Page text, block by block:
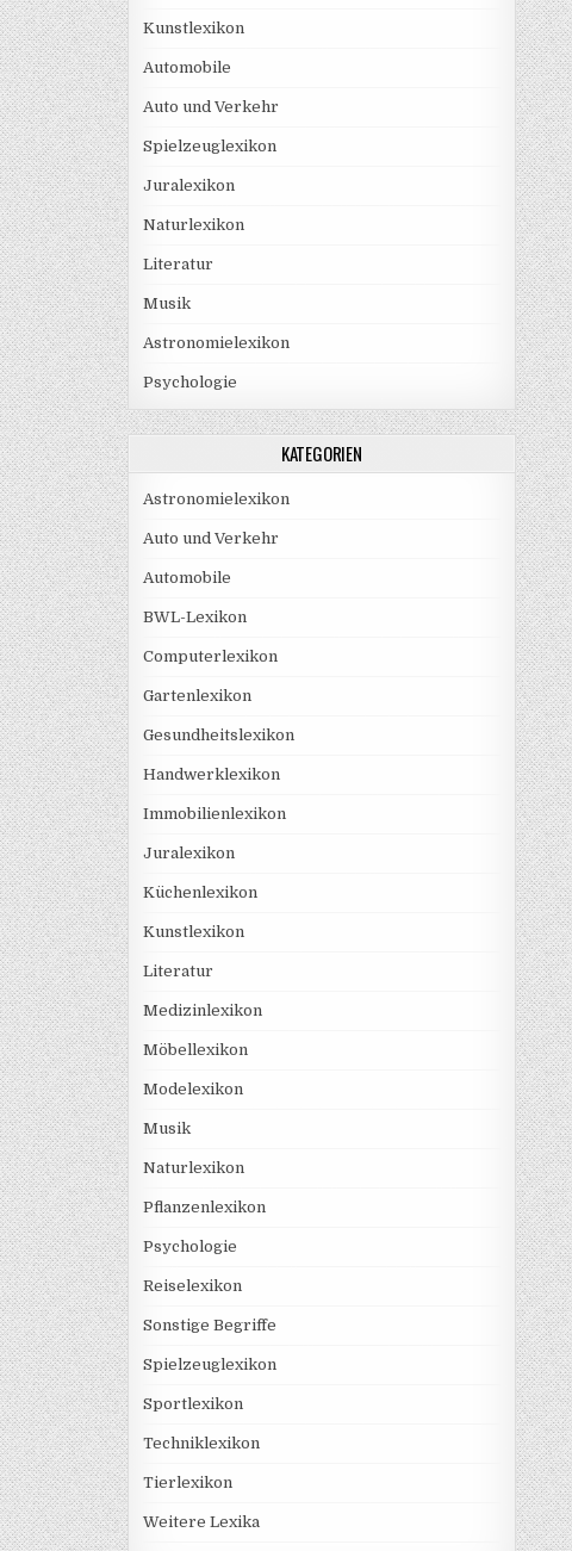
Kunstlexikon
Automobile
Auto und Verkehr
Spielzeuglexikon
Juralexikon
Naturlexikon
Literatur
Musik
Astronomielexikon
Psychologie
KATEGORIEN
Astronomielexikon
Auto und Verkehr
Automobile
BWL-Lexikon
Computerlexikon
Gartenlexikon
Gesundheitslexikon
Handwerklexikon
Immobilienlexikon
Juralexikon
Küchenlexikon
Kunstlexikon
Literatur
Medizinlexikon
Möbellexikon
Modelexikon
Musik
Naturlexikon
Pflanzenlexikon
Psychologie
Reiselexikon
Sonstige Begriffe
Spielzeuglexikon
Sportlexikon
Techniklexikon
Tierlexikon
Weitere Lexika